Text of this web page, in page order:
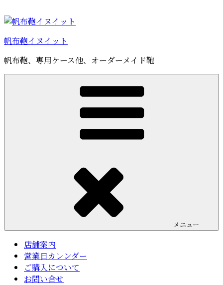
ン
ン
ツ
へ
ス
帆布鞄イヌイット
帆布鞄、専用ケース他、オーダーメイド鞄
メニュー
店舗案内
営業日カレンダー
ご購入について
お問い合せ